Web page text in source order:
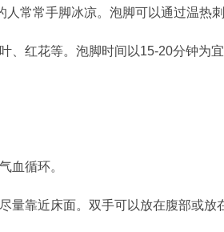
常常手脚冰凉。泡脚可以通过温热
红花等。泡脚时间以15-20分钟为
血循环。
量靠近床面。双手可以放在腹部或放